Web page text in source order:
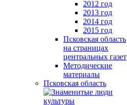
2012 год
2013 год
2014 год
2015 год
Псковская область
на страницах
центральных газет
Методические
материалы
Псковская область